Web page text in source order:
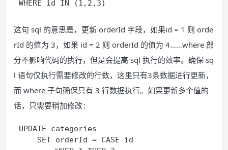
这句 sql 的意思是，更新 orderId 字段，如果id = 1 则 orde
rId 的值为 3，如果 id = 2 则 orderId 的值为 4……where 部
分不影响代码的执行，但是会提高 sql 执行的效率。确保 sq
l 语句仅执行需要修改的行数，这里只有3条数据进行更新，
而 where 子句确保只有 3 行数据执行。如果更新多个值的
话，只需要稍加修改：
UPDATE categories
SET orderId = CASE id